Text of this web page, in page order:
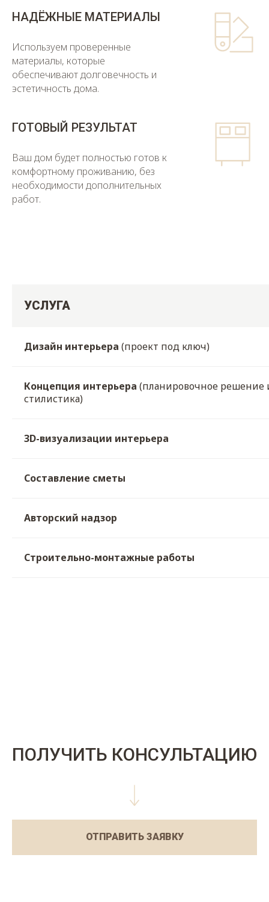
НАДЁЖНЫЕ МАТЕРИАЛЫ
Используем проверенные
материалы, которые
обеспечивают долговечность и
эстетичность дома.
ГОТОВЫЙ РЕЗУЛЬТАТ
Ваш дом будет полностью готов к
комфортному проживанию, без
необходимости дополнительных
работ.
УСЛУГА
Дизайн интерьера (проект под ключ)
Концепция интерьера (планировочное решение
стилистика)
3D-визуализации интерьера
Составление сметы
Авторский надзор
Строительно-монтажные работы
ПОЛУЧИТЬ КОНСУЛЬТАЦИЮ
ОТПРАВИТЬ ЗАЯВКУ